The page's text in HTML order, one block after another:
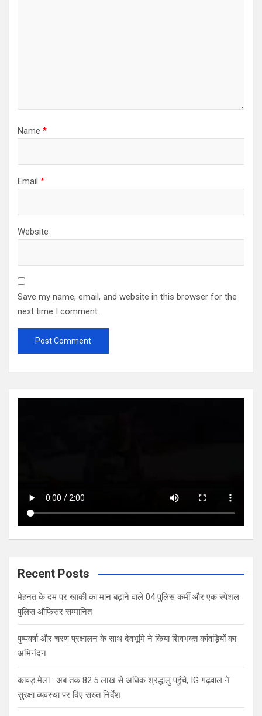
Name *
Email *
Website
Save my name, email, and website in this browser for the
next time I comment.
Recent Posts
मेहनत के दम पर खाकी का मान बढ़ाने वाले 04 पुलिस कर्मी और एक स्पेशल
पुलिस ऑफिसर सम्मानित
पुष्पवर्षा और चरण प्रक्षालन के साथ देवभूमि ने किया शिवभक्त कांवड़ियों का
अभिनंदन
कावड़ मेला : अब तक 82.5 लाख से अधिक श्रद्धालु पहुंचे, IG गढ़वाल ने
सुरक्षा व्यवस्था पर दिए सख्त निर्देश